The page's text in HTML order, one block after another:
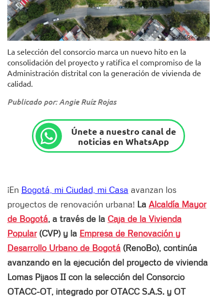
Foto: RenoBo.
La selección del consorcio marca un nuevo hito en la
consolidación del proyecto y ratifica el compromiso de la
Administración distrital con la generación de vivienda de
calidad.
Publicado por: Angie Ruíz Rojas
Únete a nuestro canal de
noticias en WhatsApp
¡En Bogotá, mi Ciudad, mi Casa avanzan los
proyectos de renovación urbana! La Alcaldía Mayor
de Bogotá, a través de la Caja de la Vivienda
Popular(CVP) y la Empresa de Renovación y
Desarrollo Urbano de Bogotá (RenoBo), continúa
avanzando en la ejecución del proyecto de vivienda
Lomas Pijaos II con la selección del Consorcio
OTACC-OT, integrado por OTACC S.A.S. y OT